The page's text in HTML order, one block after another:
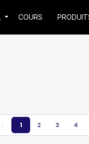
COURS
‹ 1 2 3 4